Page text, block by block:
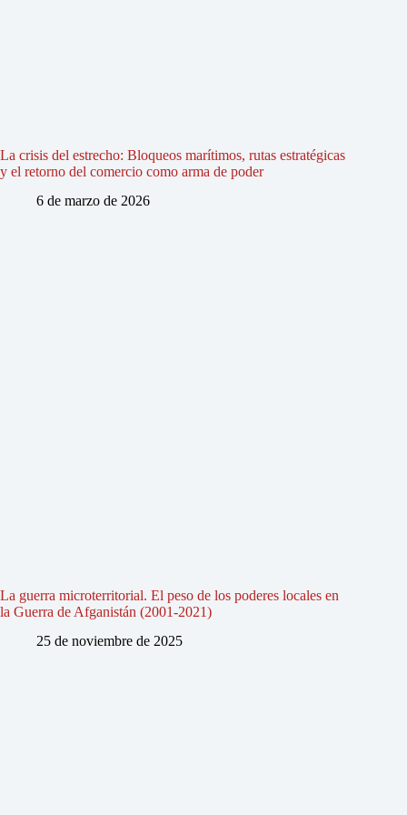
La crisis del estrecho: Bloqueos marítimos, rutas estratégicas
y el retorno del comercio como arma de poder
6 de marzo de 2026
La guerra microterritorial. El peso de los poderes locales en
la Guerra de Afganistán (2001-2021)
25 de noviembre de 2025